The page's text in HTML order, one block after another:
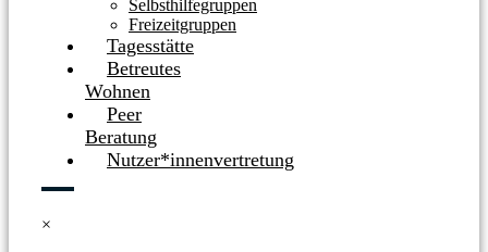
Selbsthilfegruppen
Freizeitgruppen
Tagesstätte
Betreutes
Wohnen
Peer
Beratung
Nutzer*innenvertretung
×